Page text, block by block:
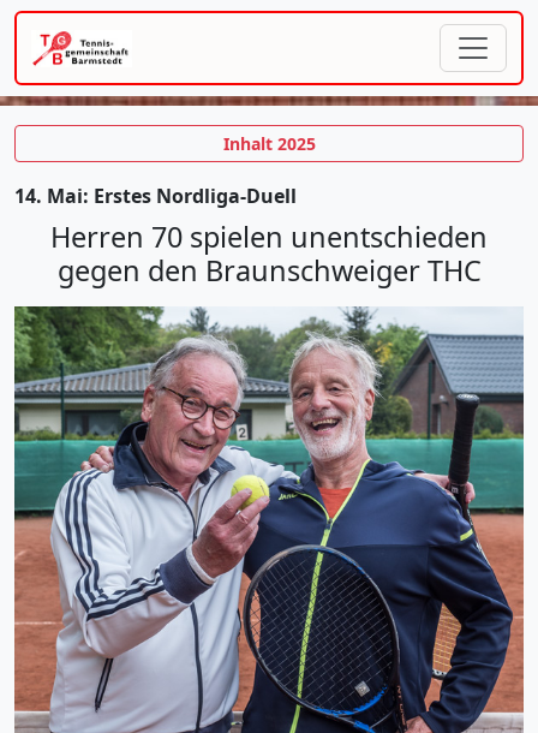
Inhalt 2025
14. Mai: Erstes Nordliga-Duell
Herren 70 spielen unentschieden
gegen den Braunschweiger THC